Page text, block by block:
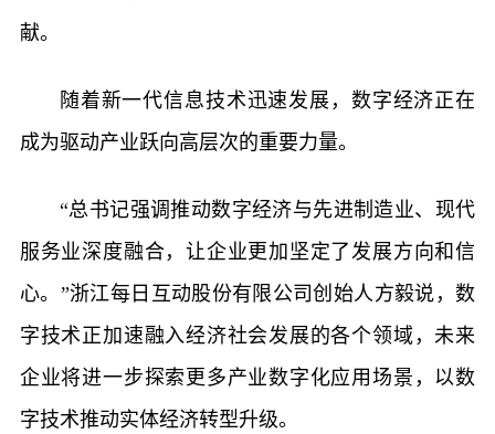
献。
随着新一代信息技术迅速发展，数字经济正在
成为驱动产业跃向高层次的重要力量。
“总书记强调推动数字经济与先进制造业、现代
服务业深度融合，让企业更加坚定了发展方向和信
心。”浙江每日互动股份有限公司创始人方毅说，数
字技术正加速融入经济社会发展的各个领域，未来
企业将进一步探索更多产业数字化应用场景，以数
字技术推动实体经济转型升级。